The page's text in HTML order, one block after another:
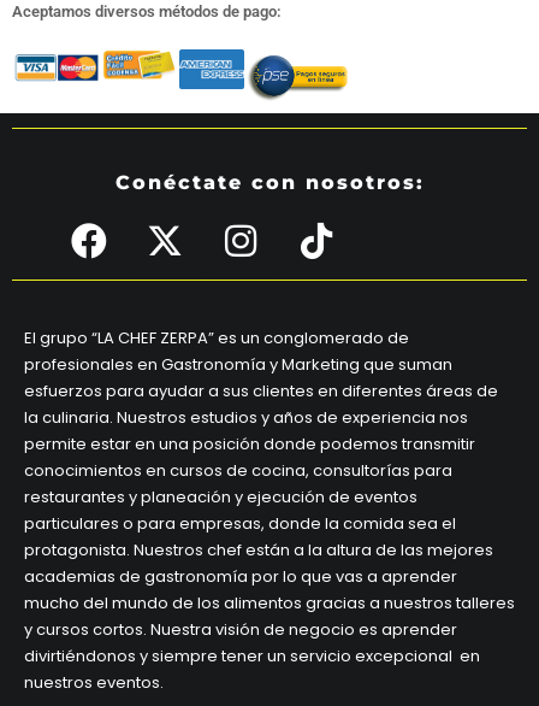
Aceptamos diversos métodos de pago:
Conéctate con nosotros:
El grupo “LA CHEF ZERPA” es un conglomerado de
profesionales en Gastronomía y Marketing que suman
esfuerzos para ayudar a sus clientes en diferentes áreas de
la culinaria. Nuestros estudios y años de experiencia nos
permite estar en una posición donde podemos transmitir
conocimientos en cursos de cocina, consultorías para
restaurantes y planeación y ejecución de eventos
particulares o para empresas, donde la comida sea el
protagonista. Nuestros chef están a la altura de las mejores
academias de gastronomía por lo que vas a aprender
mucho del mundo de los alimentos gracias a nuestros talleres
y cursos cortos. Nuestra visión de negocio es aprender
divirtiéndonos y siempre tener un servicio excepcional en
nuestros eventos.